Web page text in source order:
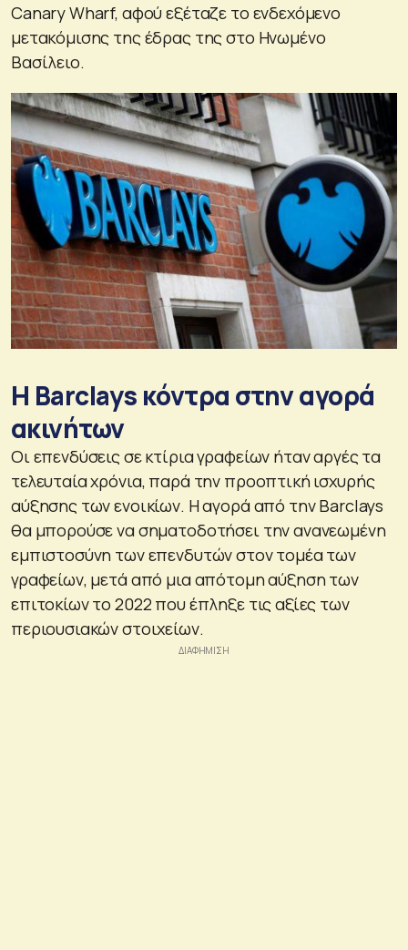
Canary Wharf, αφού εξέταζε το ενδεχόμενο
μετακόμισης της έδρας της στο Ηνωμένο
Βασίλειο.
Η Barclays κόντρα στην αγορά
ακινήτων
Οι επενδύσεις σε κτίρια γραφείων ήταν αργές τα
τελευταία χρόνια, παρά την προοπτική ισχυρής
αύξησης των ενοικίων. Η αγορά από την Barclays
θα μπορούσε να σηματοδοτήσει την ανανεωμένη
εμπιστοσύνη των επενδυτών στον τομέα των
γραφείων, μετά από μια απότομη αύξηση των
επιτοκίων το 2022 που έπληξε τις αξίες των
περιουσιακών στοιχείων.